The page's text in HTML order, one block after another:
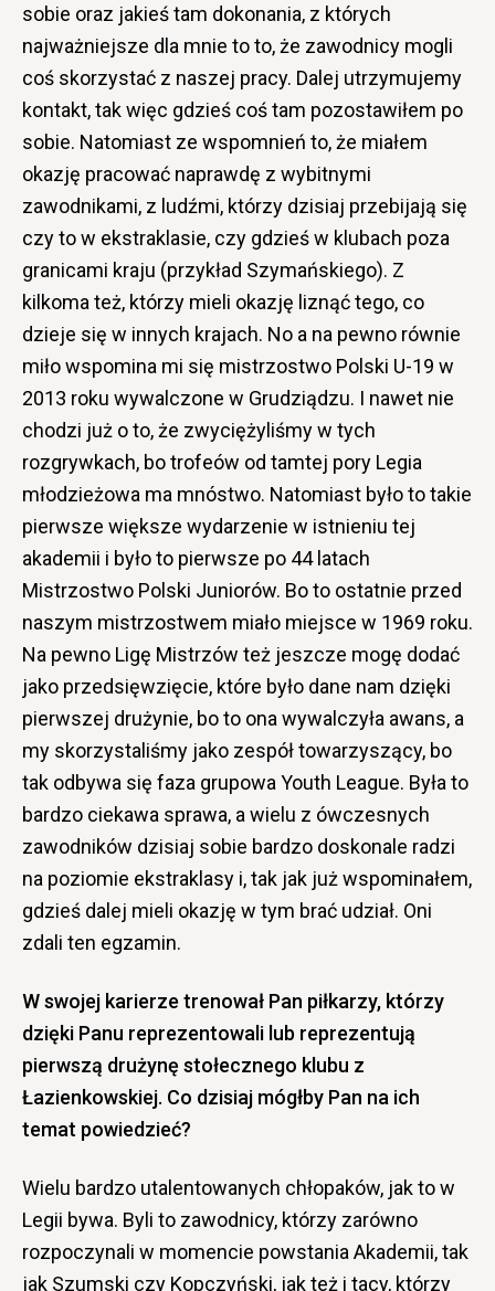
sobie oraz jakieś tam dokonania, z których
najważniejsze dla mnie to to, że zawodnicy mogli
coś skorzystać z naszej pracy. Dalej utrzymujemy
kontakt, tak więc gdzieś coś tam pozostawiłem po
sobie. Natomiast ze wspomnień to, że miałem
okazję pracować naprawdę z wybitnymi
zawodnikami, z ludźmi, którzy dzisiaj przebijają się
czy to w ekstraklasie, czy gdzieś w klubach poza
granicami kraju (przykład Szymańskiego). Z
kilkoma też, którzy mieli okazję liznąć tego, co
dzieje się w innych krajach. No a na pewno równie
miło wspomina mi się mistrzostwo Polski U-19 w
2013 roku wywalczone w Grudziądzu. I nawet nie
chodzi już o to, że zwyciężyliśmy w tych
rozgrywkach, bo trofeów od tamtej pory Legia
młodzieżowa ma mnóstwo. Natomiast było to takie
pierwsze większe wydarzenie w istnieniu tej
akademii i było to pierwsze po 44 latach
Mistrzostwo Polski Juniorów. Bo to ostatnie przed
naszym mistrzostwem miało miejsce w 1969 roku.
Na pewno Ligę Mistrzów też jeszcze mogę dodać
jako przedsięwzięcie, które było dane nam dzięki
pierwszej drużynie, bo to ona wywalczyła awans, a
my skorzystaliśmy jako zespół towarzyszący, bo
tak odbywa się faza grupowa Youth League. Była to
bardzo ciekawa sprawa, a wielu z ówczesnych
zawodników dzisiaj sobie bardzo doskonale radzi
na poziomie ekstraklasy i, tak jak już wspominałem,
gdzieś dalej mieli okazję w tym brać udział. Oni
zdali ten egzamin.
W swojej karierze trenował Pan piłkarzy, którzy
dzięki Panu reprezentowali lub reprezentują
pierwszą drużynę stołecznego klubu z
Łazienkowskiej. Co dzisiaj mógłby Pan na ich
temat powiedzieć?
Wielu bardzo utalentowanych chłopaków, jak to w
Legii bywa. Byli to zawodnicy, którzy zarówno
rozpoczynali w momencie powstania Akademii, tak
jak Szumski czy Kopczyński, jak też i tacy, którzy